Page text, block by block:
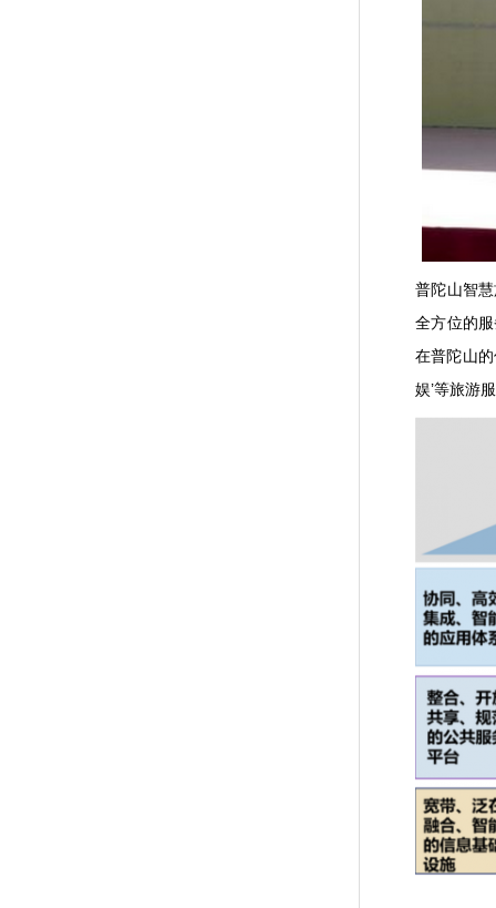
普陀山智
全方位的
在普陀山
娱’等旅游